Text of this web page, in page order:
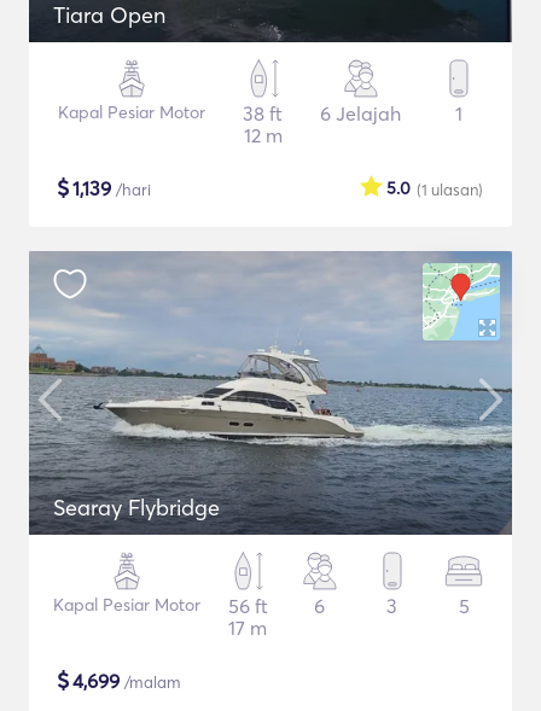
Tiara Open
Kapal Pesiar Motor
38 ft
12 m
6 Jelajah 1
$1,139 /hari (1 ulasan)
5.0
Searay Flybridge
Kapal Pesiar Motor
56 ft
17 m
6 3 5
$4,699 /malam